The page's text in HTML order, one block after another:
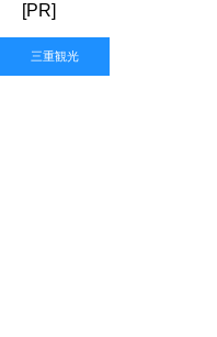
[PR]
三重観光